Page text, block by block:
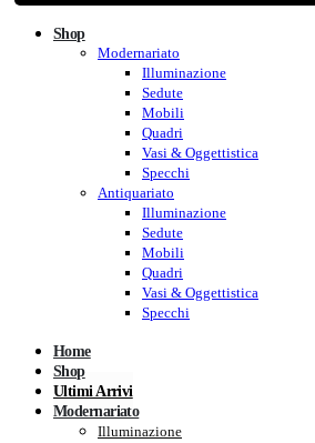
Shop
Modernariato
Illuminazione
Sedute
Mobili
Quadri
Vasi & Oggettistica
Specchi
Antiquariato
Illuminazione
Sedute
Mobili
Quadri
Vasi & Oggettistica
Specchi
Home
Shop
Ultimi Arrivi
Modernariato
Illuminazione